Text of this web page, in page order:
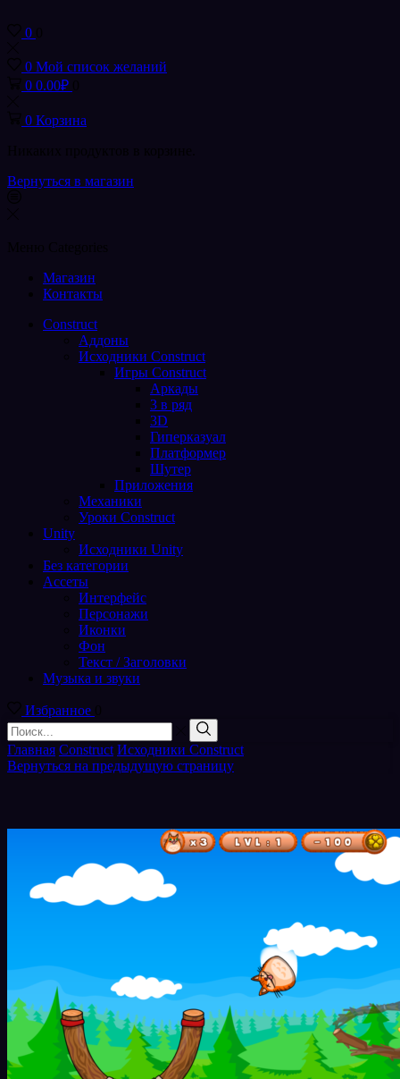
0
0 Мой список желаний
0 0.00₽
0 Корзина
Вернуться в магазин
Магазин
Контакты
Construct
Аддоны
Исходники Construct
Игры Construct
Аркады
3 в ряд
3D
Гиперказуал
Платформер
Шутер
Приложения
Механики
Уроки Construct
Unity
Исходники Unity
Без категории
Ассеты
Интерфейс
Персонажи
Иконки
Фон
Текст / Заголовки
Музыка и звуки
Избранное
Поиск
входа
Поиск
Главная Construct Исходники Construct
Вернуться на предыдущую страницу